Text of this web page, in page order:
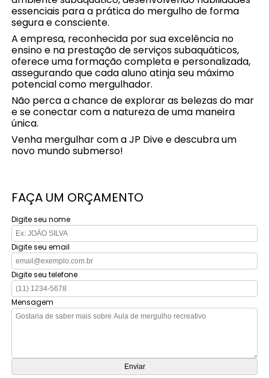
essenciais para a prática do mergulho de forma
segura e consciente.
A empresa, reconhecida por sua excelência no
ensino e na prestação de serviços subaquáticos,
oferece uma formação completa e personalizada,
assegurando que cada aluno atinja seu máximo
potencial como mergulhador.
Não perca a chance de explorar as belezas do mar
e se conectar com a natureza de uma maneira
única.
Venha mergulhar com a JP Dive e descubra um
novo mundo submerso!
FAÇA UM ORÇAMENTO
Digite seu nome
Digite seu email
Digite seu telefone
Mensagem